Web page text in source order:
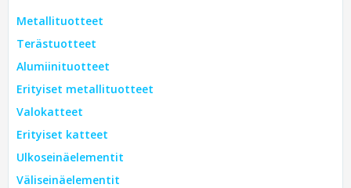
Metallituotteet
Terästuotteet
Alumiinituotteet
Erityiset metallituotteet
Valokatteet
Erityiset katteet
Ulkoseinäelementit
Väliseinäelementit